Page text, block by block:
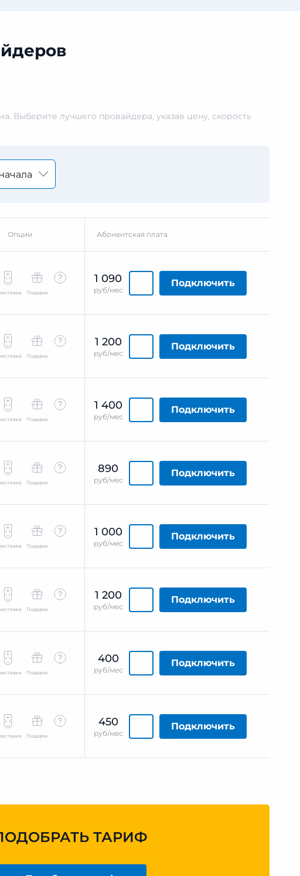
лучшего провайдера, указав цену, скорость
Опции Абонентская плата
Подарок
1 090
руб/мес
Подключить
Подарок
1 200
руб/мес
Подключить
Подарок
1 400
руб/мес
Подключить
Подарок
890
руб/мес
Подключить
Подарок
1 000
руб/мес
Подключить
Подарок
1 200
руб/мес
Подключить
Подарок
400
руб/мес
Подключить
Подарок
450
руб/мес
Подключить
ТАРИФ